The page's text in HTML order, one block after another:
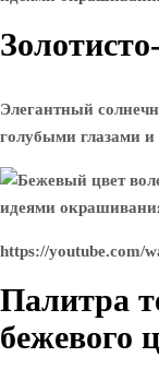
Элегантный
голубыми глазами
https://youtube.com/
Палитра
бежевого